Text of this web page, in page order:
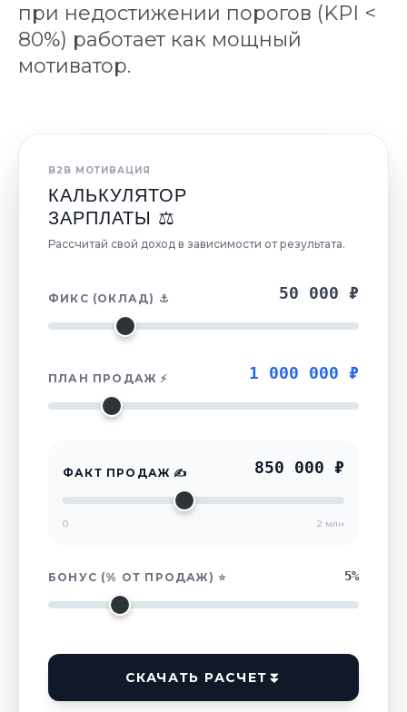
при недостижении порогов (KPI <
80%) работает как мощный
мотиватор.
B2B МОТИВАЦИЯ
КАЛЬКУЛЯТОР
ЗАРПЛАТЫ ⚖️
Рассчитай свой доход в зависимости от результата.
ФИКС (ОКЛАД) ⚓ 50 000 ₽
ПЛАН ПРОДАЖ ⚡ 1 000 000 ₽
ФАКТ ПРОДАЖ ✍ 850 000 ₽
0 2 млн
БОНУС (% ОТ ПРОДАЖ) ⭐ 5%
СКАЧАТЬ РАСЧЕТ ⏬